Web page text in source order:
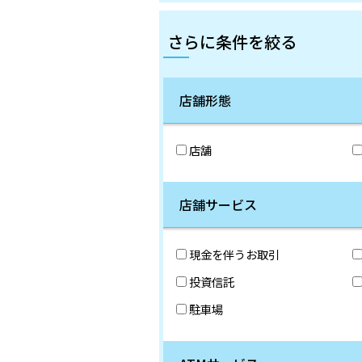
さらに条件を絞る
店舗形態
店舗
店舗サービス
現金を伴うお取引
投資信託
駐車場